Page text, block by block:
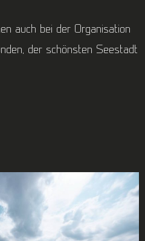
auch bei der Organisation
der schönsten Seestadt